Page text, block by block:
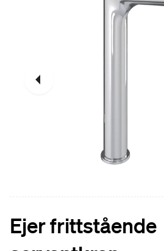
Ejer frittstående